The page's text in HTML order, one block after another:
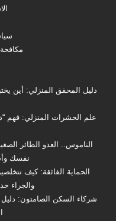
دليل المحقق المنزلي: أين
علم الحشرات المنزلي: فهم
الناموس.. العدو الطائر
نفسك
الحماية الفائقة: كيف
والجراء
شركاء السكن الصامتون: